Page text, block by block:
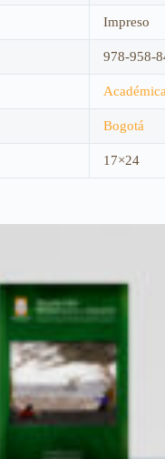
Impreso
978-958-
Académica
Bogotá
17×24